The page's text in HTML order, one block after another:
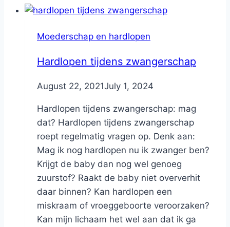
Moederschap en hardlopen
Hardlopen tijdens zwangerschap
ByNicole
August 22, 2021July 1, 2024
Hardlopen tijdens zwangerschap: mag
dat? Hardlopen tijdens zwangerschap
roept regelmatig vragen op. Denk aan:
Mag ik nog hardlopen nu ik zwanger ben?
Krijgt de baby dan nog wel genoeg
zuurstof? Raakt de baby niet oververhit
daar binnen? Kan hardlopen een
miskraam of vroeggeboorte veroorzaken?
Kan mijn lichaam het wel aan dat ik ga